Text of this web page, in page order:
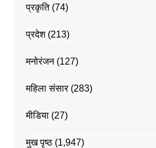
प्रकृति(74)
प्रदेश(213)
मनोरंजन(127)
महिला संसार(283)
मीडिया(27)
मुख पृष्ठ(1,947)